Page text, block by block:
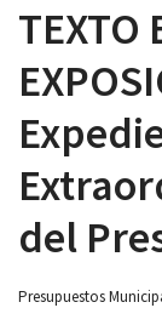
TEXTO
del
Presupuestos